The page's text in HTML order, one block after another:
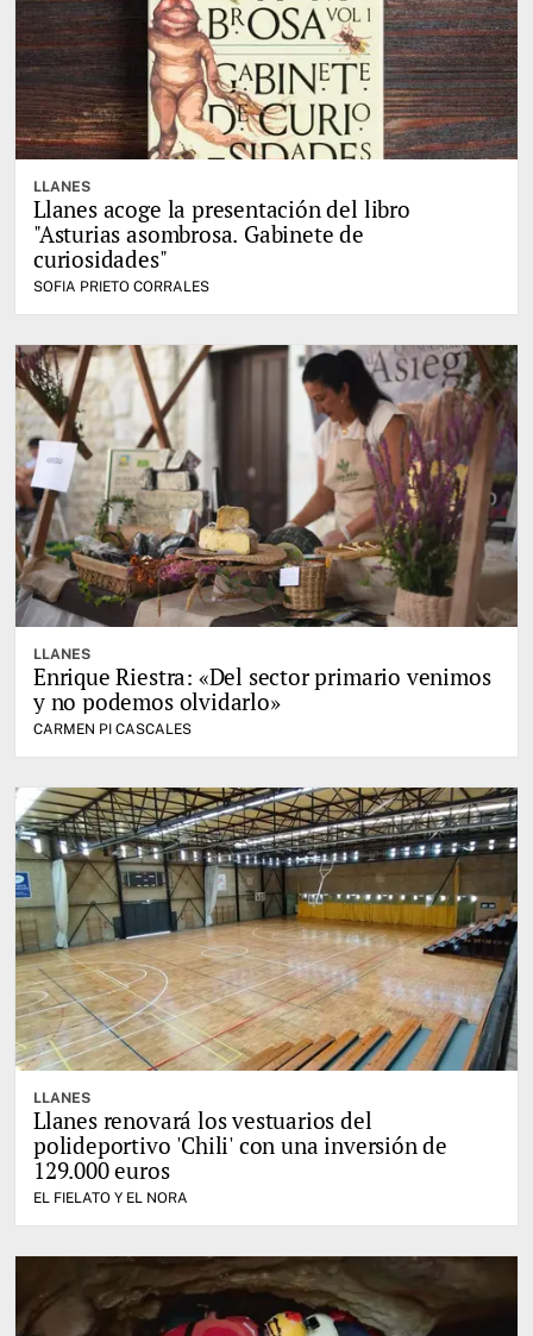
LLANES
Llanes acoge la presentación del libro
"Asturias asombrosa. Gabinete de
curiosidades"
SOFIA PRIETO CORRALES
LLANES
Enrique Riestra: «Del sector primario venimos
y no podemos olvidarlo»
CARMEN PI CASCALES
LLANES
Llanes renovará los vestuarios del
polideportivo 'Chili' con una inversión de
129.000 euros
EL FIELATO Y EL NORA